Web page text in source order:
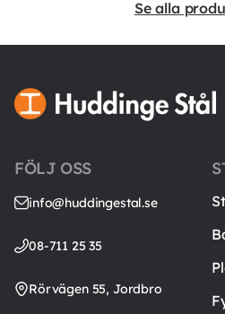
Se alla
FÖLJ OSS
info@huddingestal.se
08-711 25 35
Rörvägen 55, Jordbro